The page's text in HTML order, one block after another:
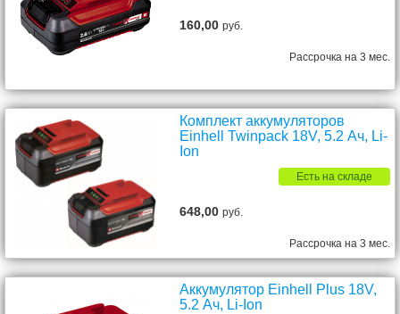
160,00руб.
Рассрочка на 3 мес.
Комплект аккумуляторов
Einhell Twinpack 18V, 5.2 Ач, Li-
Ion
Есть на складе
648,00руб.
Рассрочка на 3 мес.
Аккумулятор Einhell Plus 18V,
5.2 Ач, Li-Ion